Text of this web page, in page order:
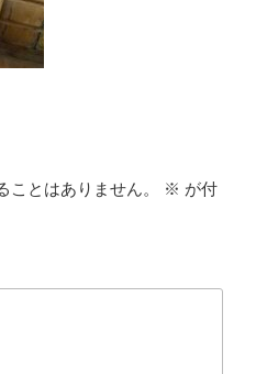
ことはありません。 ※ が付